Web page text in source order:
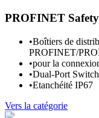
PROFINET
•Boîtiers de
PROFINET/
•pour la
•Dual-Port
•Etanchéité IP67
Vers la catégorie